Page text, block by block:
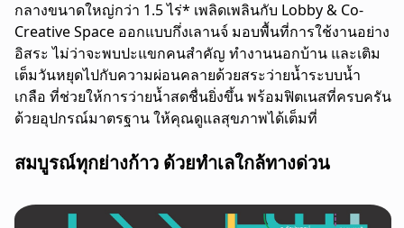
กลางขนาดใหญ่กว่า 1.5 ไร่* เพลิดเพลินกับ Lobby & Co-
Creative Space ออกแบบกึ่งเลานจ์ มอบพื้นที่การใช้งานอย่าง
อิสระ ไม่ว่าจะพบปะแขกคนสำคัญ ทำงานนอกบ้าน และเติม
เต็มวันหยุดไปกับความผ่อนคลายด้วยสระว่ายน้ำระบบน้ำ
เกลือ ที่ช่วยให้การว่ายน้ำสดชื่นยิ่งขึ้น พร้อมฟิตเนสที่ครบครัน
ด้วยอุปกรณ์มาตรฐาน ให้คุณดูแลสุขภาพได้เต็มที่
สมบูรณ์ทุกย่างก้าว ด้วยทำเลใกล้ทางด่วน